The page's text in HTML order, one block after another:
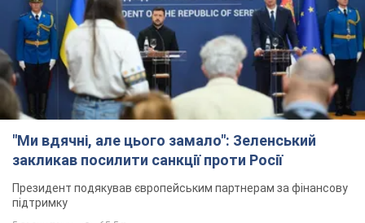
"Ми вдячні, але цього замало": Зеленський
закликав посилити санкції проти Росії
Президент подякував європейським партнерам за фінансову
підтримку